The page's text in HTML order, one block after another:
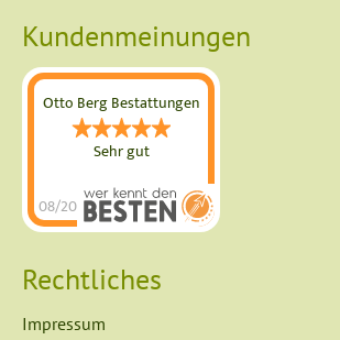
Kundenmeinungen
Otto Berg Bestattungen
Sehr gut
08/2026
Otto Berg
hat4.89
Rechtliches
Impressum